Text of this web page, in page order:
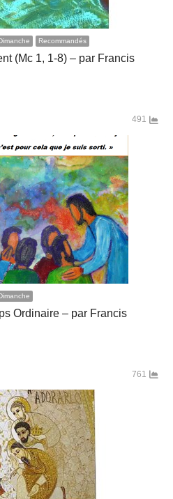
Recommandés
(Mc 1, 1-8) – par Francis
491
Ordinaire – par Francis
761